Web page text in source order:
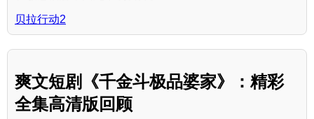
贝拉行动2
爽文短剧《千金斗极品婆家》：精彩
全集高清版回顾